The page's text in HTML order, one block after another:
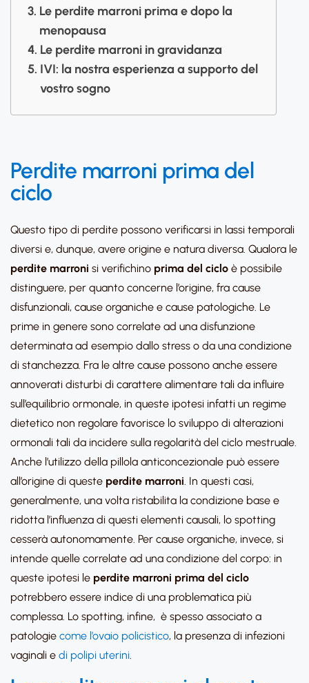
Le perdite marroni prima e dopo la
menopausa
Le perdite marroni in gravidanza
IVI: la nostra esperienza a supporto del
vostro sogno
Perdite marroni prima del
ciclo
Questo tipo di perdite possono verificarsi in lassi temporali
diversi e, dunque, avere origine e natura diversa. Qualora le
perdite marroni si verifichino prima del ciclo è possibile
distinguere, per quanto concerne l’origine, fra cause
disfunzionali, cause organiche e cause patologiche. Le
prime in genere sono correlate ad una disfunzione
determinata ad esempio dallo stress o da una condizione
di stanchezza. Fra le altre cause possono anche essere
annoverati disturbi di carattere alimentare tali da influire
sull’equilibrio ormonale, in queste ipotesi infatti un regime
dietetico non regolare favorisce lo sviluppo di alterazioni
ormonali tali da incidere sulla regolarità del ciclo mestruale.
Anche l’utilizzo della pillola anticoncezionale può essere
all’origine di queste perdite marroni. In questi casi,
generalmente, una volta ristabilita la condizione base e
ridotta l’influenza di questi elementi causali, lo spotting
cesserà autonomamente. Per cause organiche, invece, si
intende quelle correlate ad una condizione del corpo: in
queste ipotesi le perdite marroni prima del ciclo
potrebbero essere indice di una problematica più
complessa. Lo spotting, infine, è spesso associato a
patologie come l’ovaio policistico, la presenza di infezioni
vaginali e di polipi uterini.